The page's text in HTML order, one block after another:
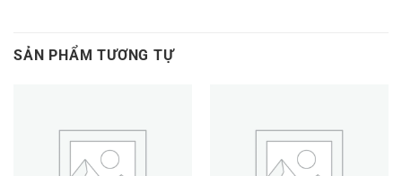
SẢN PHẨM TƯƠNG TỰ